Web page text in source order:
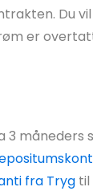
Du
er
3 måneders
fra Tryg til